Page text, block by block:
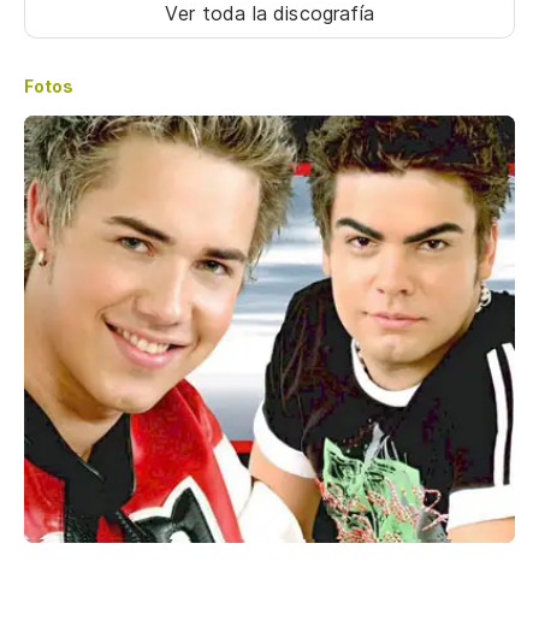
Ver toda la discografía
Fotos